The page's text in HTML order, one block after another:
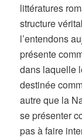
littératures
structure
l’entendons
présente
dans laquelle
destinée
autre que la
se présenter
pas à faire